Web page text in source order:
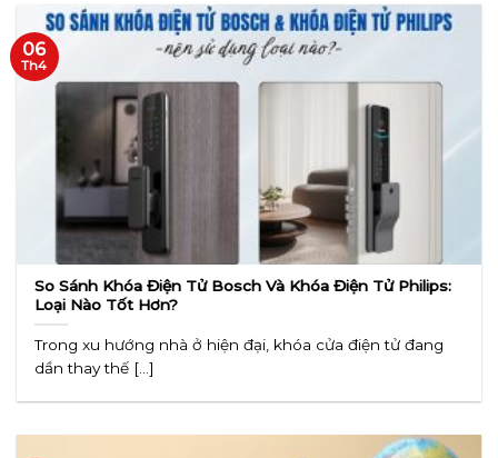
So Sánh Khóa Điện Tử Bosch Và Khóa Điện Tử Philips:
Loại Nào Tốt Hơn?
Trong xu hướng nhà ở hiện đại, khóa cửa điện tử đang
dần thay thế [...]
06
Th4